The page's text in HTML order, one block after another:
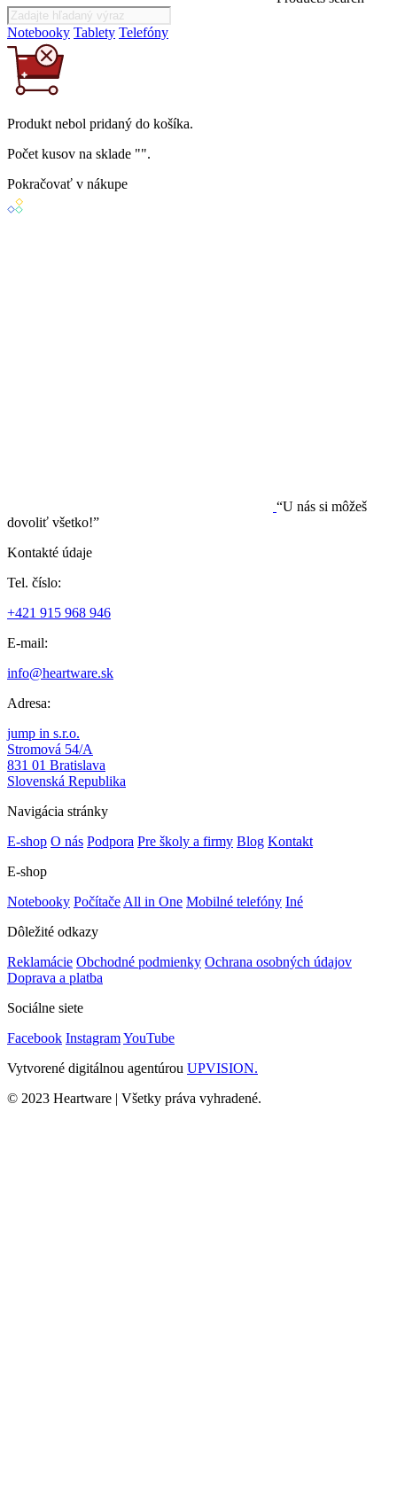
Notebooky Tablety Telefóny
Produkt nebol pridaný do košíka.
Počet kusov na sklade "".
Pokračovať v nákupe
“U nás si môžeš
dovoliť všetko!”
Kontakté údaje
Tel. číslo:
+421 915 968 946
E-mail:
info@heartware.sk
Adresa:
jump in s.r.o.
Stromová 54/A
831 01 Bratislava
Slovenská Republika
Navigácia stránky
E-shop O nás Podpora Pre školy a firmy Blog Kontakt
E-shop
Notebooky Počítače All in One Mobilné telefóny Iné
Dôležité odkazy
Reklamácie Obchodné podmienky Ochrana osobných údajov
Doprava a platba
Sociálne siete
Facebook InstagramYouTube
Vytvorené digitálnou agentúrou UPVISION.
© 2023 Heartware | Všetky práva vyhradené.